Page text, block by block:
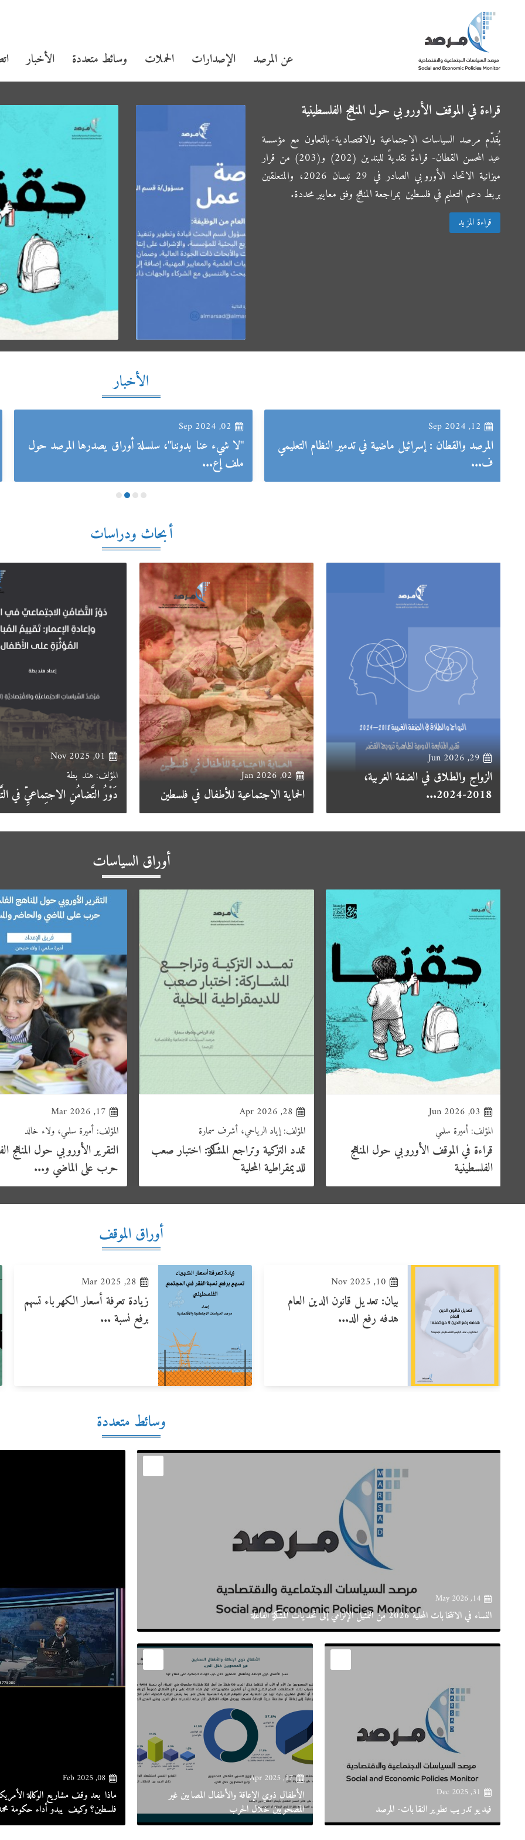
عن المرصد الإصدارات الحملات وسائط متعددة الأخبار
قراءة في الموقف الأوروبي حول المناهج الفلسطينية
يُقدّم مرصد السياسات الاجتماعية والاقتصادية-بالتعاون مع مؤسسة
عبد المحسن القطان- قراءةً نقديةً للبندين (202) و(203) من قرار
ميزانية الاتحاد الأوروبي الصادر في 29 نيسان 2026، والمتعلقين
بربط دعم التعليم في فلسطين بمراجعة المناهج وفق معايير محددة.
قراءة المزيد
الأخبار
12, Sep 2024
المرصد والقطان : إسرائيل ماضية في تدمير النظام التعليمي
ف...
02, Sep 2024
"لا شيء عنا بدوننا"، سلسلة أوراق يصدرها المرصد حول
ملف إع...
أبحاث ودراسات
29, Jun 2026
الزواج والطلاق في الضفة الغربية،
2018-2024...
02, Jan 2026
الحماية الاجتماعية للأطفال في فلسطين
01, Nov 2025
المؤلف: هند بطة
دَوْرُ التَّضامُنِ الاجتِماعيِّ في
أوراق السياسات
03, Jun 2026
المؤلف: أميرة سلمي
قراءة في الموقف الأوروبي حول المناهج
الفلسطينية
28, Apr 2026
المؤلف: إياد الرياحي، أشرف سمارة
تمدد التزكية وتراجع المشاركة: اختبار صعب
للديمقراطية المحلية
17, Mar 2026
المؤلف: أميرة سلمي، ولاء خالد
التقرير الأوروبي حول المناهج
حرب على الماضي و...
أوراق الموقف
10, Nov 2025
بيان: تعديل قانون الدين العام
هدفه رفع الد...
28, Mar 2025
زيادة تعرفة أسعار الكهرباء تسهم
برفع نسبة ...
وسائط متعددة
14, May 2026
النساء في الانتخابات المحلية 2026 من التمثيل الإلزامي إلى تحديات المشاركة الفاعلة
31, Dec 2025
فيديو تدريب تطوير النقابات- المرصد
17, Apr 2025
الأطفال ذوي الإعاقة والأطفال المصابين غير
المصحوبين خلال الحرب
08, Feb 2025
ماذا بعد وقف مشاريع الوكالة
فلسطين؟ وكيف يبدو أداء حكومة